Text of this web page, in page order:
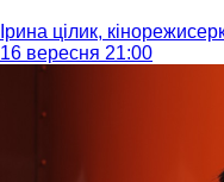
Ірина цілик,
16 вересня 21:00